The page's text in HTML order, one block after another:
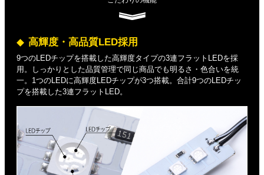
高輝度・高品質LED採用
9つのLEDチップを搭載した高輝度タイプの3連フラットLEDを採
用。しっかりとした品質管理で同じ商品でも明るさ・色合いを統
一。1つのLEDに高輝度LEDチップが3つ搭載。合計9つのLEDチッ
プを搭載した3連フラットLED。